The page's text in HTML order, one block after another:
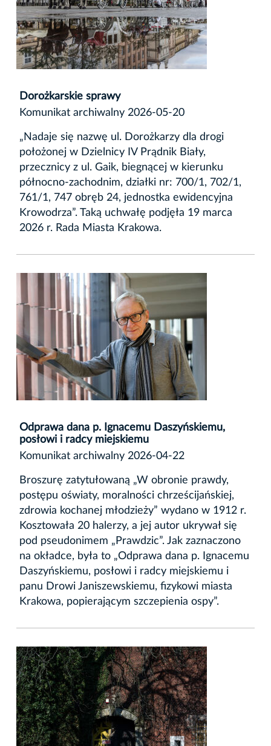
Dorożkarskie sprawy
Komunikat archiwalny 2026-05-20
„Nadaje się nazwę ul. Dorożkarzy dla drogi
położonej w Dzielnicy IV Prądnik Biały,
przecznicy z ul. Gaik, biegnącej w kierunku
północno-zachodnim, działki nr: 700/1, 702/1,
761/1, 747 obręb 24, jednostka ewidencyjna
Krowodrza”. Taką uchwałę podjęła 19 marca
2026 r. Rada Miasta Krakowa.
Odprawa dana p. Ignacemu Daszyńskiemu,
posłowi i radcy miejskiemu
Komunikat archiwalny 2026-04-22
Broszurę zatytułowaną „W obronie prawdy,
postępu oświaty, moralności chrześcijańskiej,
zdrowia kochanej młodzieży” wydano w 1912 r.
Kosztowała 20 halerzy, a jej autor ukrywał się
pod pseudonimem „Prawdzic”. Jak zaznaczono
na okładce, była to „Odprawa dana p. Ignacemu
Daszyńskiemu, posłowi i radcy miejskiemu i
panu Drowi Janiszewskiemu, fizykowi miasta
Krakowa, popierającym szczepienia ospy”.